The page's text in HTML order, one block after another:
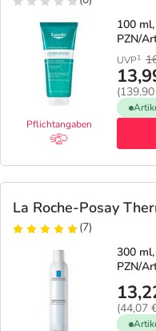
Diabetes
Körperpflege &
Liebe & Erotik
Nahrungsergänzung
Natur &
Geschenkideen
Aktuelle Coupons 7
Summer SALE
Insektenschutz
Sonnenpflege
Sommerpflege für
Fragen und
Kontakt
Ratgeber
E-Rezept einlösen
E-Rezept App
5% Extra Cash
Avene & Ducray
Eucerin Deals
Frontline & Frontpro
Nattermann Deals
R(h)ein Nutrition
Pflichtangaben
100
PZN/
UVP1
La Roche-Posay
(7)
300
PZN/
(44,07